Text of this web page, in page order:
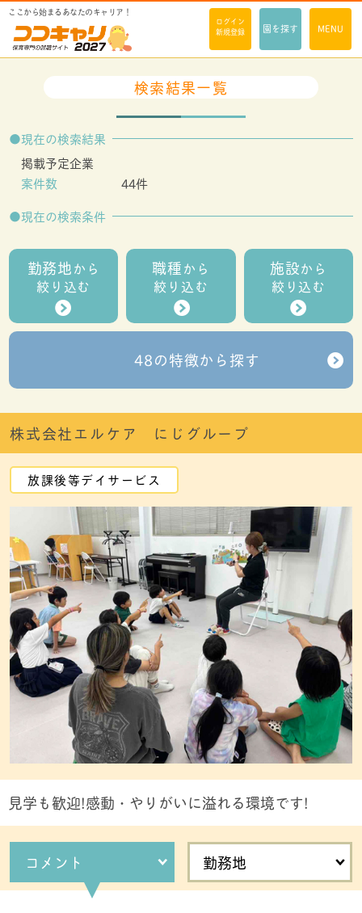
ここから始まるあなたのキャリア！
ログイン
新規登録
園を探す MENU
検索結果一覧
現在の検索結果
掲載予定企業
案件数
44件
現在の検索条件
勤務地から
絞り込む
職種から
絞り込む
施設から
絞り込む
48の特徴から探す
株式会社エルケア にじグループ
放課後等デイサービス
見学も歓迎!感動・やりがいに溢れる環境です!
コメント 勤務地